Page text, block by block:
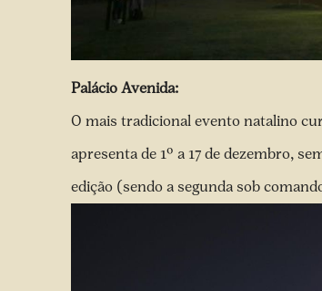
Palácio Avenida:
O mais tradicional evento natalino
apresenta de 1º a 17 de dezembro,
edição (sendo a segunda sob